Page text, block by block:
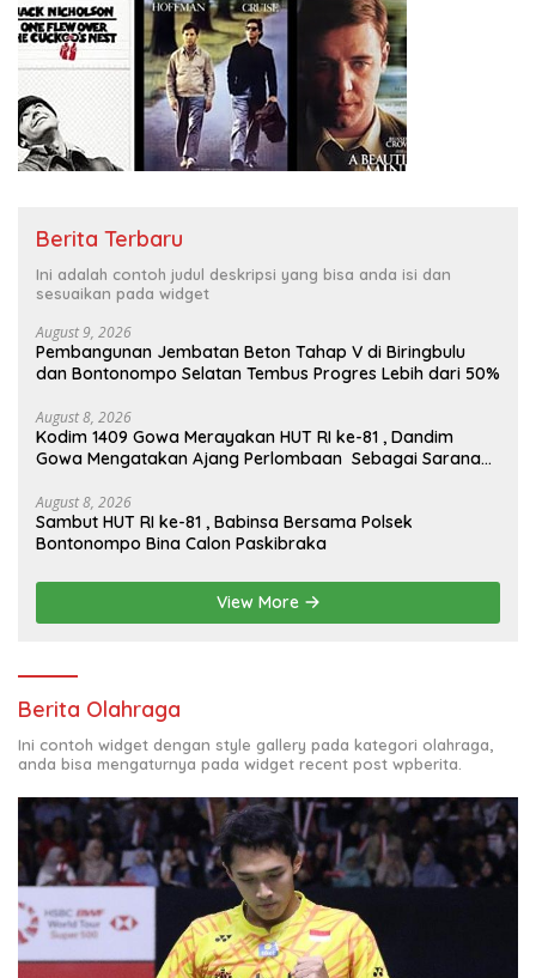
Berita Terbaru
Ini adalah contoh judul deskripsi yang bisa anda isi dan
sesuaikan pada widget
August 9, 2026
Pembangunan Jembatan Beton Tahap V di Biringbulu
dan Bontonompo Selatan Tembus Progres Lebih dari 50%
August 8, 2026
Kodim 1409 Gowa Merayakan HUT RI ke-81 , Dandim
Gowa Mengatakan Ajang Perlombaan Sebagai Sarana
August 8, 2026
Sambut HUT RI ke-81 , Babinsa Bersama Polsek
View More
Berita Olahraga
Ini contoh widget dengan style gallery pada kategori olahraga,
anda bisa mengaturnya pada widget recent post wpberita.